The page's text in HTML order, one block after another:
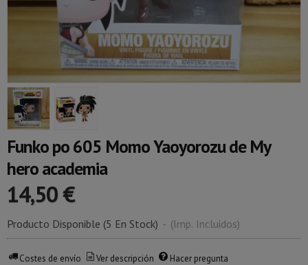
Funko po 605 Momo Yaoyorozu de My
hero academia
14,50 €
Producto Disponible (5 En Stock) - (Imp. Incluidos)
Costes de envío Ver descripción Hacer pregunta